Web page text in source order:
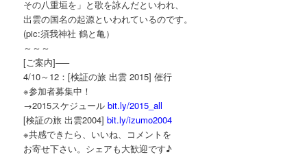
その八重垣を」と歌を詠んだといわれ、
出雲の国名の起源といわれているのです。
(pic:須我神社 鶴と亀）
～～～
[ご案内]—–
4/10～12：[検証の旅 出雲 2015] 催行
※参加者募集中！
→2015スケジュールbit.ly/2015_all
[検証の旅 出雲2004]bit.ly/izumo2004
※共感できたら、いいね、コメントを
お寄せ下さい。シェアも大歓迎です♪